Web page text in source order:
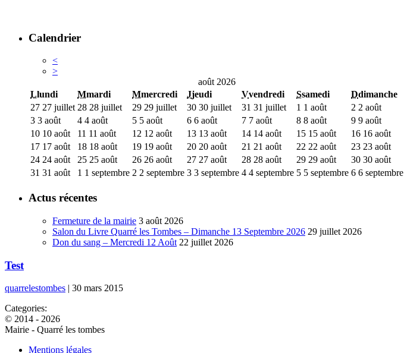
Calendrier
<
>
août 2026
Llundi Mmardi Mmercredi Jjeudi Vvendredi Ssamedi Ddimanche
27 27 juillet 28 28 juillet 29 29 juillet 30 30 juillet 31 31 juillet 1 1 août 2 2 août
3 3 août 4 4 août 5 5 août 6 6 août 7 7 août 8 8 août 9 9 août
10 10 août 11 11 août 12 12 août 13 13 août 14 14 août 15 15 août 16 16 août
17 17 août 18 18 août 19 19 août 20 20 août 21 21 août 22 22 août 23 23 août
24 24 août 25 25 août 26 26 août 27 27 août 28 28 août 29 29 août 30 30 août
31 31 août 1 1 septembre 2 2 septembre 3 3 septembre 4 4 septembre 5 5 septembre 6 6 septembre
Actus récentes
Fermeture de la mairie 3 août 2026
Salon du Livre Quarré les Tombes – Dimanche 13 Septembre 2026 29 juillet 2026
Don du sang – Mercredi 12 Août 22 juillet 2026
Test
quarrelestombes | 30 mars 2015
Categories:
© 2014 - 2026
Mairie - Quarré les tombes
Mentions légales